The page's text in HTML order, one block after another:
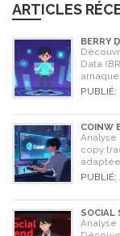
ARTICLES
BERRY
Data
2026.
PUBLIÉ:
COINW
EN 2026
Analyse
copy
PUBLIÉ:
SOCIAL
Analyse